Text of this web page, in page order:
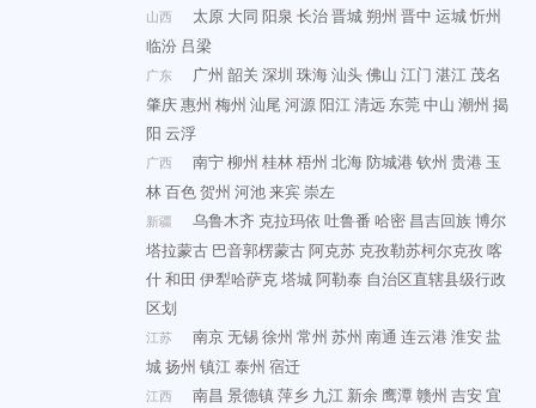
山西 太原 大同 阳泉 长治晋城朔州 晋中 运城忻州
临汾 吕梁
广东 广州 韶关 深圳 珠海汕头佛山 江门 湛江 茂名
肇庆惠州 梅州 汕尾 河源阳江清远 东莞中山 潮州 揭
阳 云浮
广西 南宁柳州 桂林梧州 北海防城港钦州 贵港 玉
林百色贺州 河池来宾崇左
新疆 乌鲁木齐 克拉玛依 吐鲁番 哈密 昌吉回族博尔
塔拉蒙古 巴音郭楞蒙古阿克苏 克孜勒苏柯尔克孜喀
什和田 伊犁哈萨克塔城阿勒泰 自治区直辖县级行政
区划
江苏 南京无锡徐州 常州 苏州 南通 连云港淮安盐
城扬州 镇江泰州 宿迁
江西 南昌 景德镇萍乡 九江 新余鹰潭赣州 吉安宜